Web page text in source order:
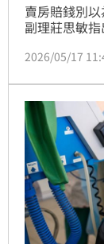
賣房賠錢別
副理莊思敏
等單據據實申
屋買賣的財
除其他財產
2026/05/17